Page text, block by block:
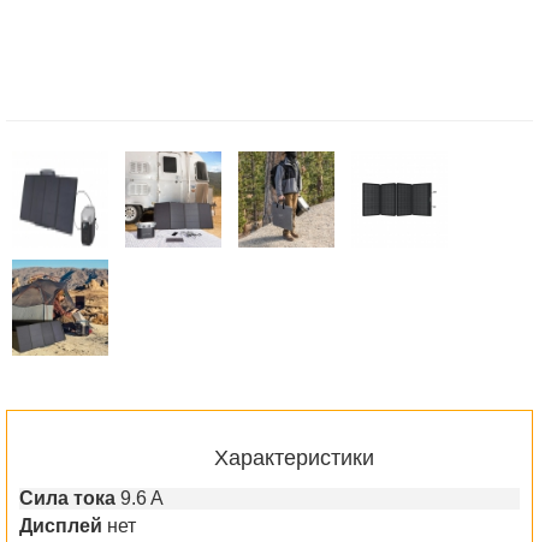
Характеристики
Сила тока 9.6 A
Дисплей нет